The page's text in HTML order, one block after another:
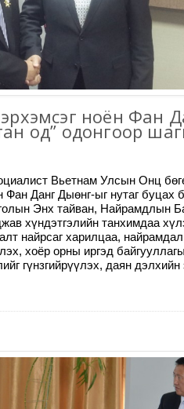
ноён Фан
од” одонгоор
Вьетнам Улсын Онц
Фан Данг Дыөнг-ыг нутаг буцах
Энх тайван, Найрамдлын
хүндэтгэлийн танхимдаа
найрсаг харилцаа,
хоёр орны иргэд
гүнзгийрүүлэх, даян